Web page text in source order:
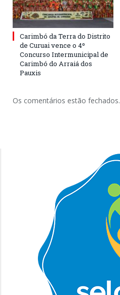
Carimbó da Terra do Distrito
de Curuai vence o 4º
Concurso Intermunicipal de
Carimbó do Arraiá dos
Pauxis
Os comentários estão fechados.